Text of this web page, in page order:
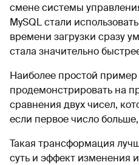
смене системы
MySQL стали
времени загрузки сразу
стала значительно
Наиболее простой
продемонстрировать на
сравнения двух чисел,
если первое число
Такая трансформация
суть и эффект изменения